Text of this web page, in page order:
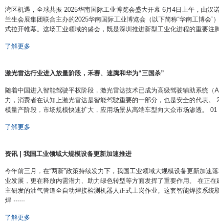
湾区机遇，全球共振 2025华南国际工业博览会盛大开幕 6月4日上午，由汉
兰生会展集团联合主办的2025华南国际工业博览会（以下简称“华南工博会”
式拉开帷幕。这场工业领域的盛会，既是深圳推进新型工业化进程的重要注脚
了解更多
激光雷达行业进入放量阶段，禾赛、速腾和华为“三国杀”
随着中国进入智能驾驶平权阶段，激光雷达技术已成为高级驾驶辅助系统（
力，消费者在认知上激光雷达是智能驾驶重要的一部分，也是安全的代表。
模量产阶段，市场规模快速扩大，应用场景从高端车型向大众市场渗透。 01
了解更多
资讯 | 我国工业领域大规模设备更新加速推进
今年前三月，在“两新”政策持续发力下，我国工业领域大规模设备更新加速
业发展，更在释放内需潜力、助力绿色转型等方面发挥了重要作用。 在正
主研发的油气管道全自动焊接检测机器人正式上岗作业。这套智能焊接系统
焊 ······
了解更多